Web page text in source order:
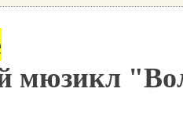
мюзикл